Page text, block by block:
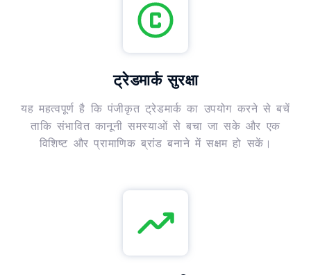
ट्रेडमार्क सुरक्षा
यह महत्वपूर्ण है कि पंजीकृत ट्रेडमार्क का उपयोग करने से बचें
ताकि संभावित कानूनी समस्याओं से बचा जा सके और एक
विशिष्ट और प्रामाणिक ब्रांड बनाने में सक्षम हो सकें।